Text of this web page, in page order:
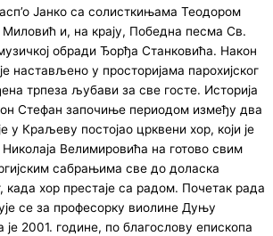
Јанко са солисткињама Теодором
и, на крају, Победна песма Св.
обради Ђорђа Станковића. Након
настављено у просторијама парохијског
трпеза љубави за све госте. Историја
Стефан започиње периодом између два
у Краљеву постојао црквени хор, који је
Велимировића на готово свим
сабрањима све до доласка
када хор престаје са радом. Почетак рада
се за професорку виолине Дуњу
2001. године, по благослову епископа